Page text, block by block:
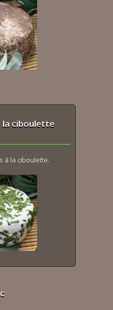
ciboulette
à la ciboulette.